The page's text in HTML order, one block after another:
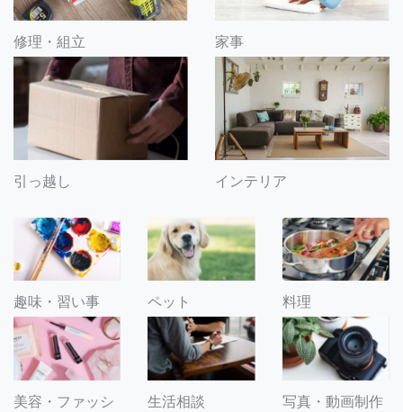
修理・組立 家事
引っ越し インテリア
趣味・習い事 ペット 料理
美容・ファッシ
生活相談 写真・動画制作